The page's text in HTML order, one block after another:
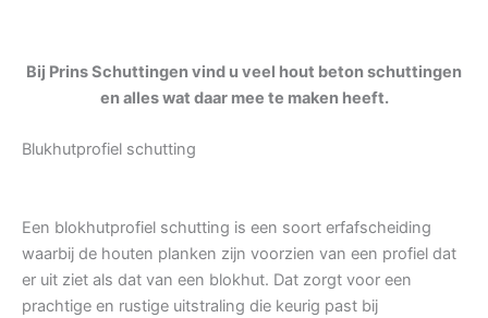
Bij Prins Schuttingen vind u veel hout beton schuttingen
en alles wat daar mee te maken heeft.
Blukhutprofiel schutting
Een blokhutprofiel schutting is een soort erfafscheiding
waarbij de houten planken zijn voorzien van een profiel dat
er uit ziet als dat van een blokhut. Dat zorgt voor een
prachtige en rustige uitstraling die keurig past bij